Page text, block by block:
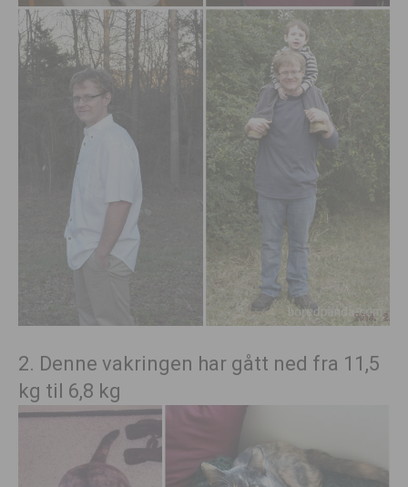
2. Denne vakringen har gått ned fra 11,5
kg til 6,8 kg